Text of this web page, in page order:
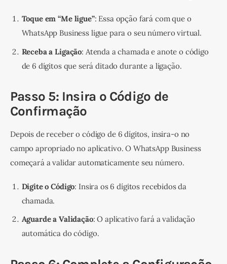
Toque em “Me ligue”: Essa opção fará com que o
WhatsApp Business ligue para o seu número virtual.
Receba a Ligação: Atenda a chamada e anote o código
de 6 dígitos que será ditado durante a ligação.
Passo 5: Insira o Código de
Confirmação
Depois de receber o código de 6 dígitos, insira-o no
campo apropriado no aplicativo. O WhatsApp Business
começará a validar automaticamente seu número.
Digite o Código: Insira os 6 dígitos recebidos da
chamada.
Aguarde a Validação: O aplicativo fará a validação
automática do código.